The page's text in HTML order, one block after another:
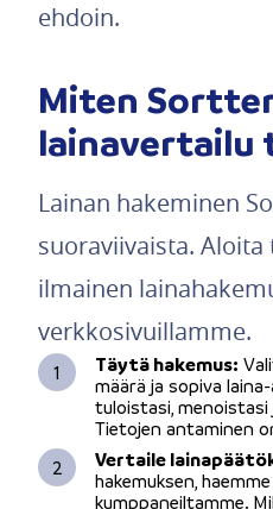
ehdoin.
Miten
lainavertailu
Lainan hakeminen
suoraviivaista.
ilmainen
verkkosivuillamme.
Täytä hakemus:
määrä ja sopiva
tuloistasi,
Tietojen antaminen
Vertaile
hakemuksen,
kumppaneiltamme.